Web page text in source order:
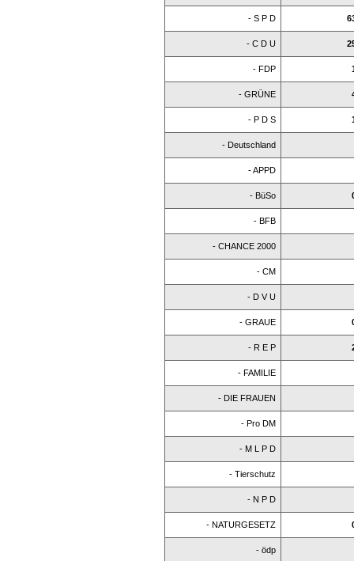
- S P D
- C D U
- FDP
- GRÜNE
- P D S
- Deutschland
- APPD
- BüSo
- BFB
- CHANCE 2000
- CM
- D V U
- GRAUE
- R E P
- FAMILIE
- DIE FRAUEN
- Pro DM
- M L P D
- Tierschutz
- N P D
- NATURGESETZ
- ödp